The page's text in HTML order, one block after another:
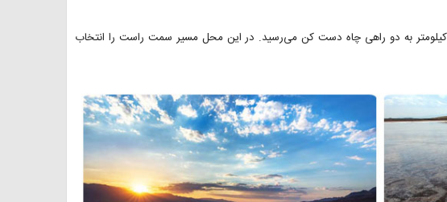
مسیر دوم، پس از عبور از کاروانسرای مرنجاب و طی ۱۰ کیلومتر به دو راهی چاه دست کن می‌رسید. در این محل مسیر سمت راست را انتخاب